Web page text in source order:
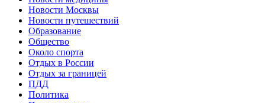
Новости Москвы
Новости путешествий
Образование
Общество
Около спорта
Отдых в России
Отдых за границей
ПДД
Политика